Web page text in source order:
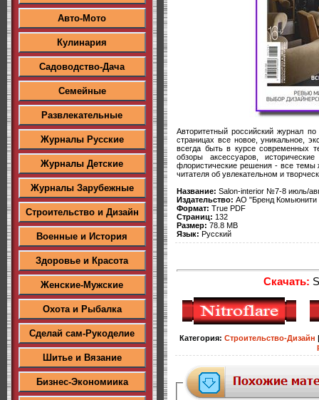
Авто-Мото
Кулинария
Садоводство-Дача
Семейные
Развлекательные
Журналы Русские
Журналы Детские
Журналы Зарубежные
Строительство и Дизайн
Военные и История
Здоровье и Красота
Женские-Мужские
Охота и Рыбалка
Сделай сам-Рукоделие
Шитье и Вязание
Бизнес-Экономиика
Авторитетный российский журнал
страницах все новое, уникальное,
всегда быть в курсе современных
обзоры аксессуаров,
флористические решения - все темы
читателя об увлекательном и
Название: Salon-interior №7-8 июль/
Издательство: АО "Бренд Комьюнити
Формат: True PDF
Страниц: 132
Размер: 78.8 MB
Язык: Русский
Скачать:
Категория: Строительство-Дизайн